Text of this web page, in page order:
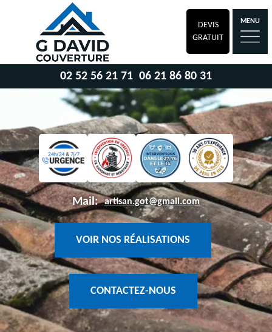
DEVIS
GRATUIT
MENU
02 52 56 21 71 06 21 86 80 31
Mail: artisan.got@gmail.com
VOIR NOS RÉALISATIONS
CONTACTEZ-NOUS